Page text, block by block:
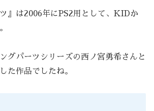
ツ』は2006年にPS2用として、KIDか
グパーツシリーズの西ノ宮勇希さんと
た作品でしたね。